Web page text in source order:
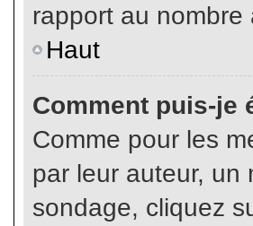
rapport au nombre
Haut
Comment puis-je
Comme pour les
par leur auteur, un
sondage, cliquez